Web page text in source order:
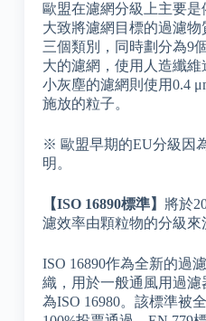
歐盟在濾網分級上主要
大致將濾網目標的過濾
三個類別，同時劃分為9
大的濾網，使用人造纖
小灰塵的濾網則使用0.4
施放的粒子。
※ 歐盟早期的EU分級因
明。
【ISO 16890標準】 將於
濾效率由顆粒物的分級來
ISO 16890作為全新的過
織，用於一般通風用過
為ISO 16980。該標準被